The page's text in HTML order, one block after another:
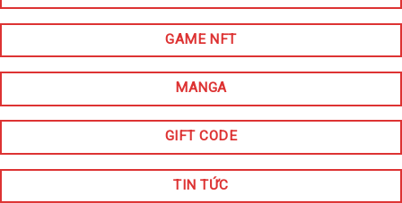
GAME NFT
MANGA
GIFT CODE
TIN TỨC